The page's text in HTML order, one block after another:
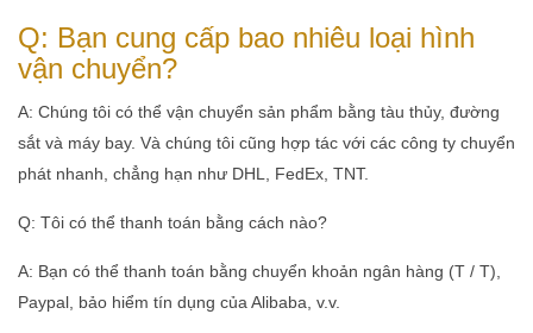
Q: Bạn cung cấp bao nhiêu loại hình
vận chuyển?
A: Chúng tôi có thể vận chuyển sản phẩm bằng tàu thủy, đường
sắt và máy bay. Và chúng tôi cũng hợp tác với các công ty chuyển
phát nhanh, chẳng hạn như DHL, FedEx, TNT.
Q: Tôi có thể thanh toán bằng cách nào?
A: Bạn có thể thanh toán bằng chuyển khoản ngân hàng (T / T),
Paypal, bảo hiểm tín dụng của Alibaba, v.v.